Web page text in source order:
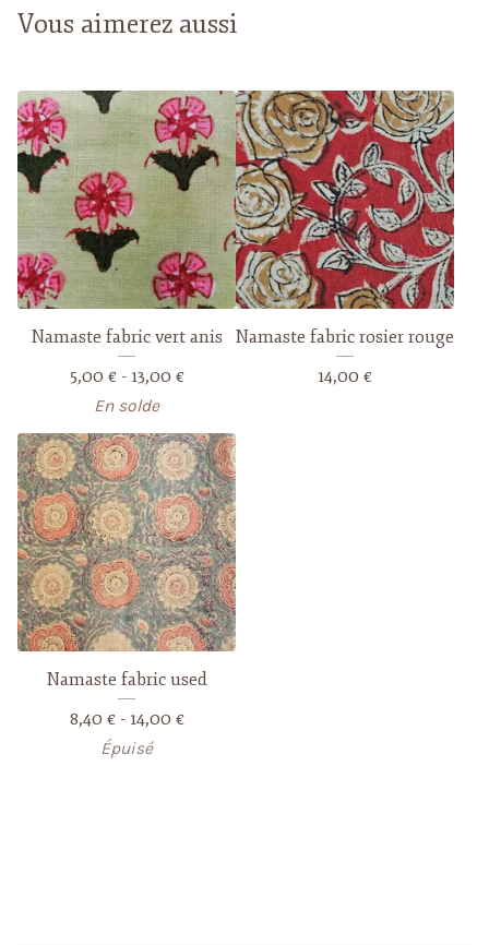
Vous aimerez aussi
Namaste fabric vert anis
5,00 €- 13,00 €
En solde
Namaste fabric rosier rouge
14,00 €
Namaste fabric used
8,40 €- 14,00 €
Épuisé